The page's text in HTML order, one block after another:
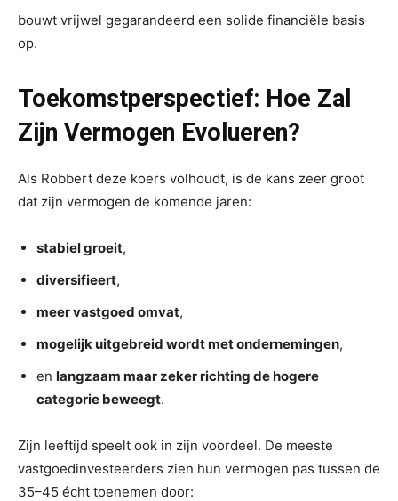
bouwt vrijwel gegarandeerd een solide financiële basis
op.
Toekomstperspectief: Hoe Zal
Zijn Vermogen Evolueren?
Als Robbert deze koers volhoudt, is de kans zeer groot
dat zijn vermogen de komende jaren:
stabiel groeit,
diversifieert,
meer vastgoed omvat,
mogelijk uitgebreid wordt met ondernemingen,
en langzaam maar zeker richting de hogere
categorie beweegt.
Zijn leeftijd speelt ook in zijn voordeel. De meeste
vastgoedinvesteerders zien hun vermogen pas tussen de
35–45 écht toenemen door: